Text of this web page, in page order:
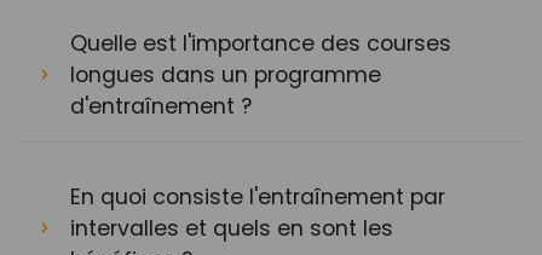
Quelle est l'importance des courses
longues dans un programme
d'entraînement ?
En quoi consiste l'entraînement par
intervalles et quels en sont les